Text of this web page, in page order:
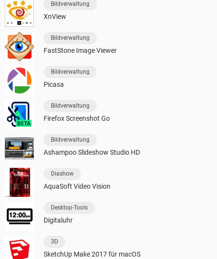
Bildverwaltung
XnView
Bildverwaltung
FastStone Image Viewer
Bildverwaltung
Picasa
Bildverwaltung
Firefox Screenshot Go
Bildverwaltung
Ashampoo Slideshow Studio HD
Diashow
AquaSoft Video Vision
Desktop-Tools
Digitaluhr
3D
SketchUp Make 2017 für macOS